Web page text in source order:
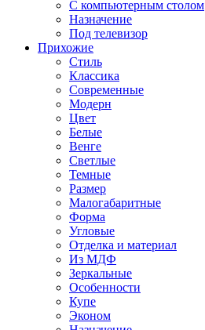
С компьютерным столом
Назначение
Под телевизор
Прихожие
Стиль
Классика
Современные
Модерн
Цвет
Белые
Венге
Светлые
Темные
Размер
Малогабаритные
Форма
Угловые
Отделка и материал
Из МДФ
Зеркальные
Особенности
Купе
Эконом